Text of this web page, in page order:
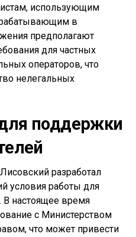
использующим
в
предполагают
для частных
операторов, что
нелегальных
поддержки
разработал
условия работы для
В настоящее время
с Министерством
что может привести